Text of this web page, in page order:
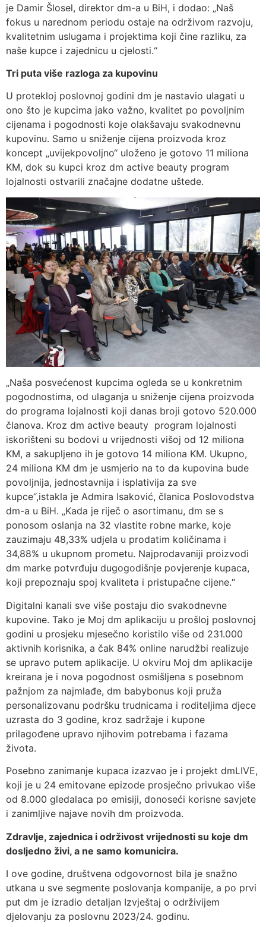
je Damir Šlosel, direktor dm-a u BiH, i dodao: „Naš
fokus u narednom periodu ostaje na održivom razvoju,
kvalitetnim uslugama i projektima koji čine razliku, za
naše kupce i zajednicu u cjelosti.“
Tri puta više razloga za kupovinu
U protekloj poslovnoj godini dm je nastavio ulagati u
ono što je kupcima jako važno, kvalitet po povoljnim
cijenama i pogodnosti koje olakšavaju svakodnevnu
kupovinu. Samo u sniženje cijena proizvoda kroz
koncept „uvijekpovoljno“ uloženo je gotovo 11 miliona
KM, dok su kupci kroz dm active beauty program
lojalnosti ostvarili značajne dodatne uštede.
„Naša posvećenost kupcima ogleda se u konkretnim
pogodnostima, od ulaganja u sniženje cijena proizvoda
do programa lojalnosti koji danas broji gotovo 520.000
članova. Kroz dm active beauty program lojalnosti
iskorišteni su bodovi u vrijednosti višoj od 12 miliona
KM, a sakupljeno ih je gotovo 14 miliona KM. Ukupno,
24 miliona KM dm je usmjerio na to da kupovina bude
povoljnija, jednostavnija i isplativija za sve
kupce“,istakla je Admira Isaković, članica Poslovodstva
dm-a u BiH. „Kada je riječ o asortimanu, dm se s
ponosom oslanja na 32 vlastite robne marke, koje
zauzimaju 48,33% udjela u prodatim količinama i
34,88% u ukupnom prometu. Najprodavaniji proizvodi
dm marke potvrđuju dugogodišnje povjerenje kupaca,
koji prepoznaju spoj kvaliteta i pristupačne cijene.“
Digitalni kanali sve više postaju dio svakodnevne
kupovine. Tako je Moj dm aplikaciju u prošloj poslovnoj
godini u prosjeku mjesečno koristilo više od 231.000
aktivnih korisnika, a čak 84% online narudžbi realizuje
se upravo putem aplikacije. U okviru Moj dm aplikacije
kreirana je i nova pogodnost osmišljena s posebnom
pažnjom za najmlađe, dm babybonus koji pruža
personalizovanu podršku trudnicama i roditeljima djece
uzrasta do 3 godine, kroz sadržaje i kupone
prilagođene upravo njihovim potrebama i fazama
života.
Posebno zanimanje kupaca izazvao je i projekt dmLIVE,
koji je u 24 emitovane epizode prosječno privukao više
od 8.000 gledalaca po emisiji, donoseći korisne savjete
i zanimljive najave novih dm proizvoda.
Zdravlje, zajednica i održivost vrijednosti su koje dm
dosljedno živi, a ne samo komunicira.
I ove godine, društvena odgovornost bila je snažno
utkana u sve segmente poslovanja kompanije, a po prvi
put dm je izradio detaljan Izvještaj o održivijem
djelovanju za poslovnu 2023/24. godinu.